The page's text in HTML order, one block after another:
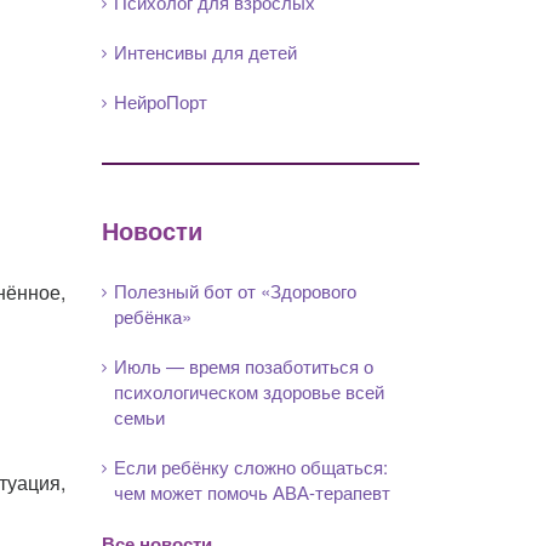
Интенсивы для детей
НейроПорт
Новости
Полезный бот от «Здорового
ребёнка»
Июль — время позаботиться о
психологическом здоровье всей
семьи
Если ребёнку сложно общаться:
чем может помочь АВА-терапевт